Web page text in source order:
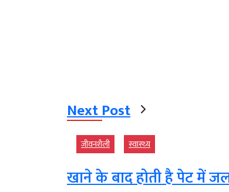
Next Post
जीवनशैली स्‍वास्‍थ्‍य
खाने के बाद होती है पेट में